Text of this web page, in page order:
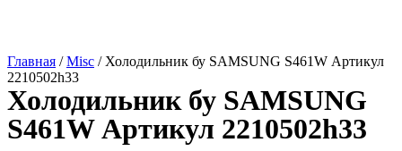
Главная /Misc / Холодильник бу SAMSUNG S461W Артикул
2210502h33
Холодильник бу SAMSUNG
S461W Артикул 2210502h33